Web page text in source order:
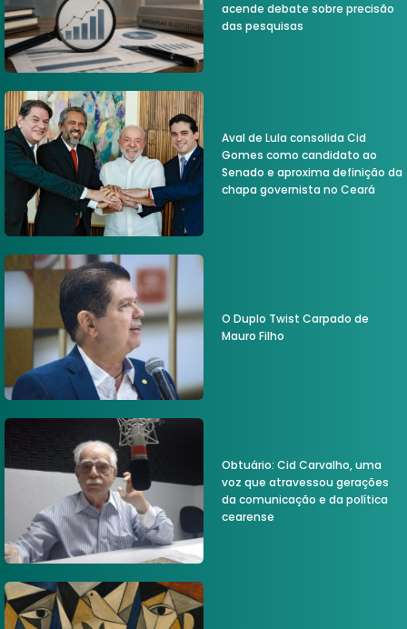
acende debate sobre precisão
das pesquisas
Aval de Lula consolida Cid
Gomes como candidato ao
Senado e aproxima definição da
chapa governista no Ceará
O Duplo Twist Carpado de
Mauro Filho
Obtuário: Cid Carvalho, uma
voz que atravessou gerações
da comunicação e da política
cearense